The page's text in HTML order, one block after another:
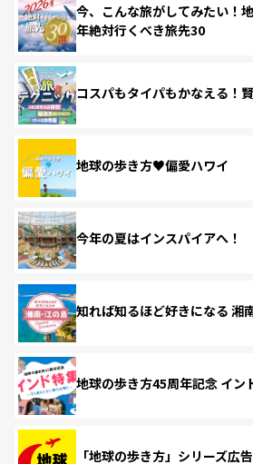
今、こんな旅がしてみたい！
年絶対行くべき旅先30
コスパもタイパもかなえる！
地球の歩き方♥偏愛ハワイ
今年の夏はインスパイアへ！
知れば知るほど好きになる 湘
地球の歩き方45周年記念 イン
「地球の歩き方」シリーズ広